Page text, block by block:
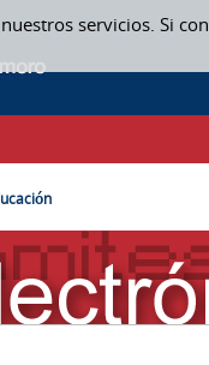
servicios. Si